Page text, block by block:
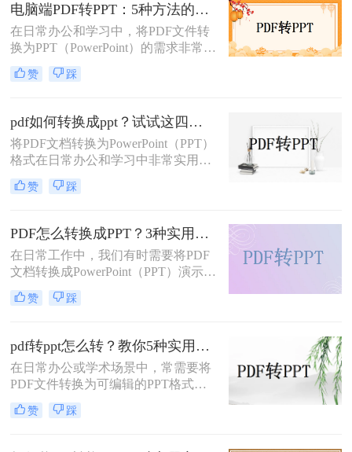
电脑端PDF转PPT：5种方法的安装配置和操作差异！
在日常办公和学习中，将PDF文件转
换为PPT（PowerPoint）的需求非常普
遍。无论是为了制作演示文稿、分享
资料还是教学用途，掌握高效的PDF
脑pdf如何转化为ppt呢？本文将详细
介绍五种将PDF转换成PPT的方法，
帮助您轻松应对各种需求。
赞 踩
pdf如何转换成ppt？试试这四种常用方法！
将PDF文档转换为PowerPoint（PPT）
格式在日常办公和学习中非常实用，
特别是在需要对内容进行编辑或演示
时。那么pdf如何转换成ppt呢？本文
赞 踩
PDF怎么转换成PPT？3种实用方法详解！
在日常工作中，我们有时需要将PDF
文档转换成PowerPoint（PPT）演示文
稿以方便展示或编辑。那么PDF怎么
转换成PPT呢？本文将介绍几种实现
赞 踩
pdf转ppt怎么转？教你5种实用的方法！
在日常办公或学术场景中，常需要将
PDF文件转换为可编辑的PPT格式。
那么pdf转ppt怎么转呢？本文整理了5
种主流方法，从工具选择到操作细节
赞 踩